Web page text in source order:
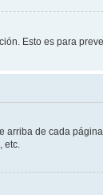
Esto es para
de cada
etc.